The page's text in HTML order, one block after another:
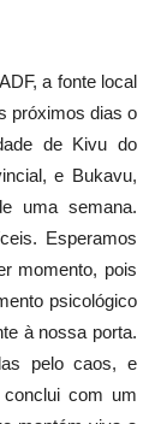
a fonte local
próximos dias o
de Kivu do
e Bukavu,
uma semana.
Esperamos
momento, pois
psicológico
à nossa porta.
pelo caos, e
com um